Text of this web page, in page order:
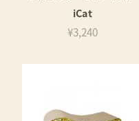
iCat
¥3,240